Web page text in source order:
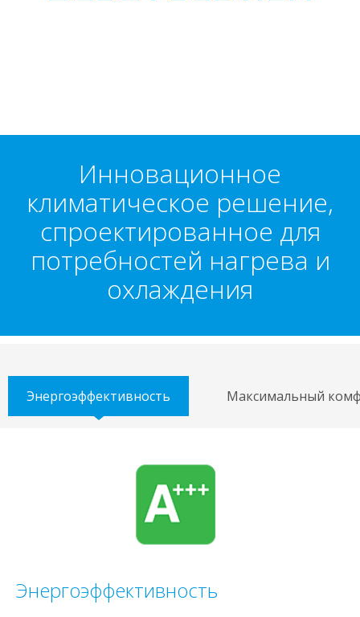
Инновационное
климатическое решение,
спроектированное для
потребностей нагрева и
охлаждения
Энергоэффективность Максимальный
Энергоэффективность